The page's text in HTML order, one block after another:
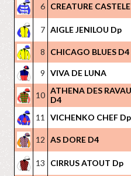
6 CREATURE
7 AIGLE JENILOU Dp
8 CHICAGO BLUES D4
9 VIVA DE LUNA
10 ATHENA DES
D4
11 VICHENKO CHEF Dp
12 AS DORE D4
13
CIRRUS ATOUT Dp